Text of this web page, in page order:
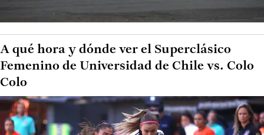
A qué hora y dónde ver el Superclásico
Femenino de Universidad de Chile vs. Colo
Colo